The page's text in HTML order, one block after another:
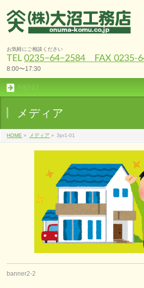
お気軽にご相談ください
TEL0235−64−2584 FAX 0235-
8:00〜17:30
MENU
メディア
HOME » メディア » 3pr1-01
banner2-2